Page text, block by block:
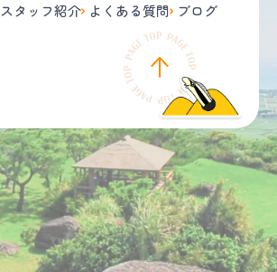
スタッフ紹介 よくある質問 ブログ